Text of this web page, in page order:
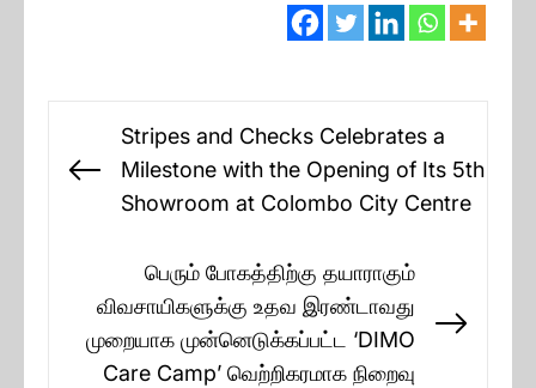
navigation
Previous
Stripes and Checks Celebrates a
Milestone with the Opening of Its 5th
Showroom at Colombo City Centre
பெரும் போகத்திற்கு தயாராகும்
விவசாயிகளுக்கு உதவ இரண்டாவது
முறையாக முன்னெடுக்கப்பட்ட ‘DIMO
Care Camp’ வெற்றிகரமாக நிறைவு